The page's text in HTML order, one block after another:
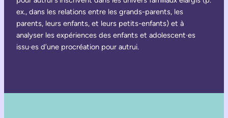
ex., dans les relations entre les grands-parents, les
parents, leurs enfants, et leurs petits-enfants) et à
analyser les expériences des enfants et adolescent·es
issu·es d’une procréation pour autrui.